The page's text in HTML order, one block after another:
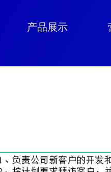
产品展示